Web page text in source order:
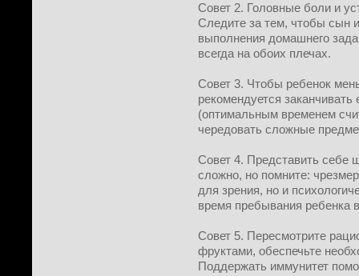
Совет 2. Головные боли и
Следите за тем, чтобы сын
выполнения домашнего
всегда на обоих плечах.
Совет 3. Чтобы ребенок
рекомендуется
(оптимальным временем
чередовать сложные
Совет 4. Представить себе
сложно, но помните:
для зрения, но и
время пребывания ребенка
Совет 5. Пересмотрите
фруктами, обеспечьте
Поддержать иммунитет